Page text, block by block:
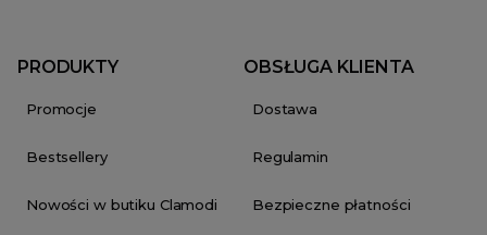
PRODUKTY
Promocje
Bestsellery
Nowości w butiku Clamodi
OBSŁUGA KLIENTA
Dostawa
Regulamin
Bezpieczne płatności